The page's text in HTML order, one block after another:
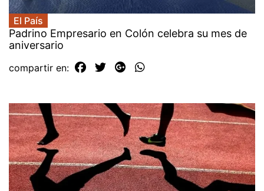
El País
Padrino Empresario en Colón celebra su mes de
aniversario
compartir en: